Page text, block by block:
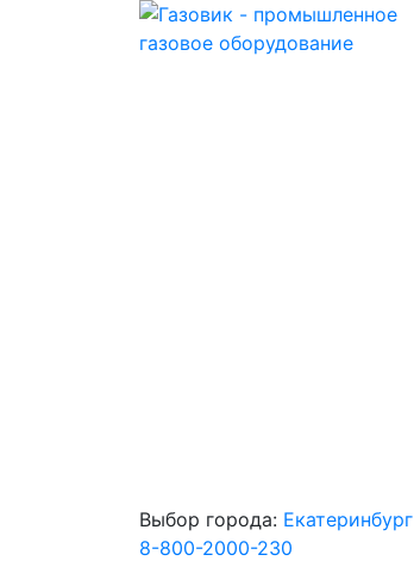
Выбор города: Екатеринбург
8-800-2000-230